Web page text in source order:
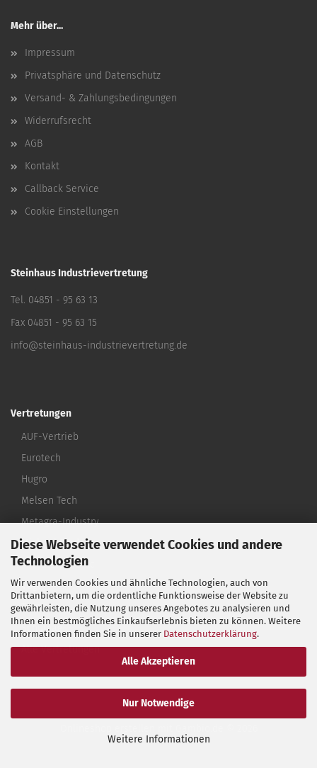
Diese Webseite verwendet Cookies und andere
Technologien
Wir verwenden Cookies und ähnliche Technologien, auch von
Drittanbietern, um die ordentliche Funktionsweise der Website zu
gewährleisten, die Nutzung unseres Angebotes zu analysieren und
Ihnen ein bestmögliches Einkaufserlebnis bieten zu können. Weitere
Informationen finden Sie in unserer Datenschutzerklärung.
Alle Akzeptieren
Nur Notwendige
Weitere Informationen
Mehr über...
Impressum
Privatsphäre und Datenschutz
Versand- & Zahlungsbedingungen
Widerrufsrecht
AGB
Kontakt
Callback Service
Cookie Einstellungen
Steinhaus Industrievertretung
Tel. 04851 - 95 63 13
Fax 04851 - 95 63 15
info@steinhaus-industrievertretung.de
Vertretungen
AUF-Vertrieb
Eurotech
Hugro
Melsen Tech
Metagra-Industry
Michael Riedel
Micro-Electronic
Vogt
Termax
Schumag
Alle Vertretungen